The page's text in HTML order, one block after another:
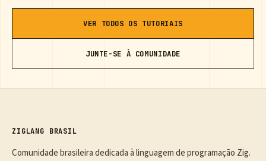
VER TODOS OS TUTORIAIS
JUNTE-SE À COMUNIDADE
ZIGLANG BRASIL
Comunidade brasileira dedicada à linguagem de programação Zig.